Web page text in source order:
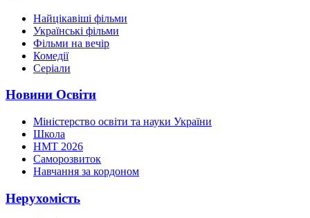
Найцікавіші фільми
Українські фільми
Фільми на вечір
Комедії
Серіали
Новини Освіти
Міністерство освіти та науки України
Школа
НМТ 2026
Саморозвиток
Навчання за кордоном
Нерухомість